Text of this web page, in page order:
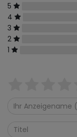
5
4
3
2
1